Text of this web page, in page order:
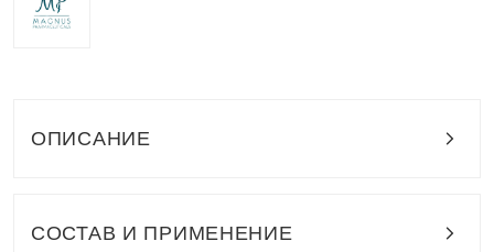
ОПИСАНИЕ
СОСТАВ И ПРИМЕНЕНИЕ